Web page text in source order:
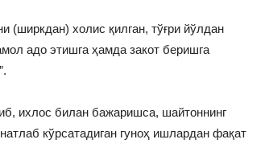
(ширкдан) холис қилган, тўғри йўлдан
адо этишга ҳамда закот беришга
ихлос билан бажаришса, шайтоннинг
кўрсатадиган гуноҳ ишлардан фақат